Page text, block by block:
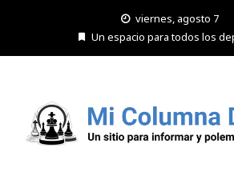
viernes, agosto 7
Un espacio para todos los